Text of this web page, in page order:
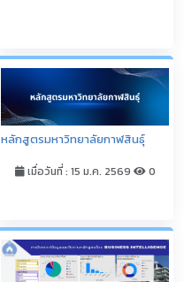
หลักสูตรมหาวิทยาลัยกาฬสินธุ์
เมื่อวันที่ : 15 ม.ค. 2569 0